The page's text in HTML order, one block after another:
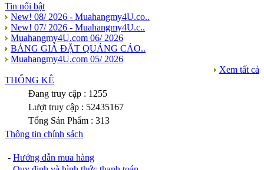
Tin nổi bật
New! 08/ 2026 - Muahangmy4U.co..
New! 07/ 2026 - Muahangmy4U.c..
Muahangmy4U.com 06/ 2026
BẢNG GIÁ ĐẶT QUẢNG CÁO..
Muahangmy4U.com 05/ 2026
Xem tất cả
THỐNG KÊ
Đang truy cập : 1255
Lượt truy cập : 52435167
Tổng Sản Phẩm : 313
Thông tin chính sách
- Hướng dẫn mua hàng